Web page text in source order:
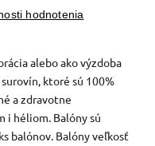
hodnotenia
alebo ako výzdoba
ktoré sú 100%
a zdravotne
i héliom. Balóny sú
balónov. Balóny veľkosť